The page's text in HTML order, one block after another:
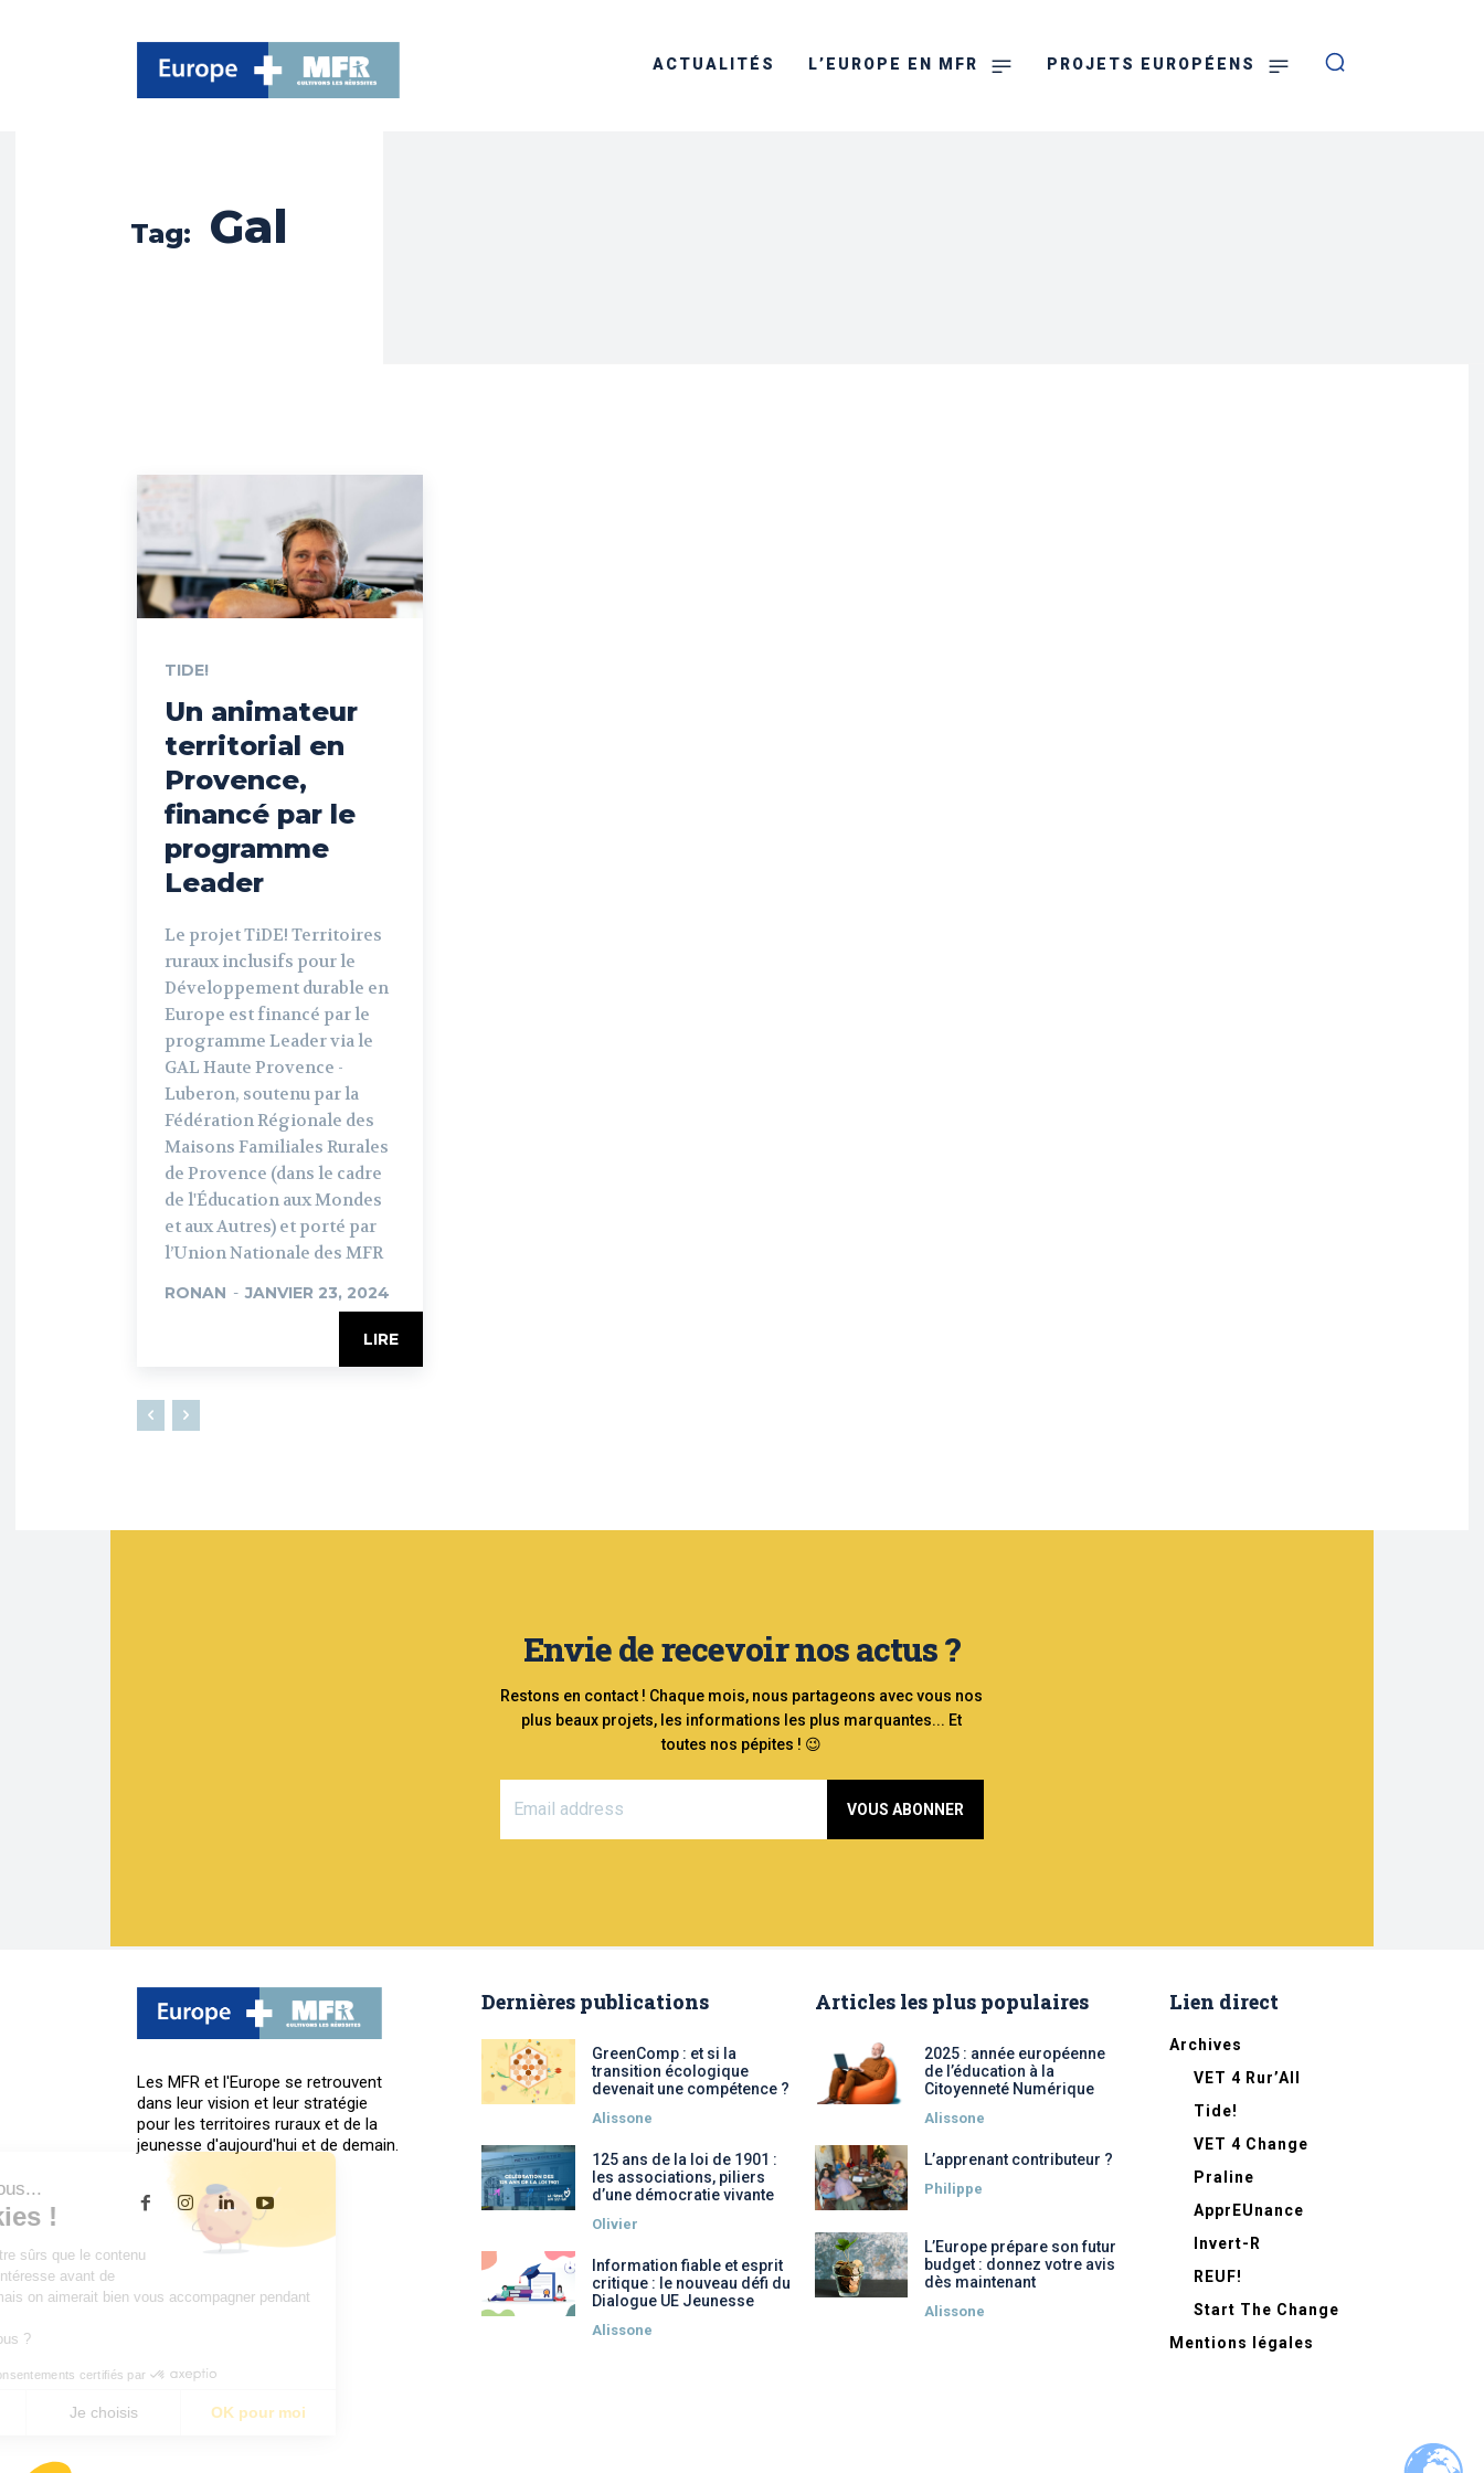
Salut c'est nous...
les Cookies !
On a attendu d'être sûrs que le contenu
de ce site vous intéresse avant de
vous déranger, mais on aimerait bien vous accompagner pendant
Consentements certifiés par
Non merci Je choisis
ACTUALITÉS L’EUROPE EN MFR PROJETS EUROPÉENS
Tag: Gal
TIDE!
Un animateur
territorial en
Provence,
financé par le
programme
Leader
Le projet TiDE! Territoires
ruraux inclusifs pour le
Développement durable en
Europe est financé par le
programme Leader via le
GAL Haute Provence -
Luberon, soutenu par la
Fédération Régionale des
Maisons Familiales Rurales
de Provence (dans le cadre
de l'Éducation aux Mondes
et aux Autres) et porté par
l’Union Nationale des MFR
RONAN - JANVIER 23, 2024
LIRE
Envie de recevoir nos actus ?
Restons en contact ! Chaque mois, nous partageons avec vous nos
plus beaux projets, les informations les plus marquantes... Et
toutes nos pépites ! 😉
VOUS ABONNER
Les MFR et l'Europe se retrouvent
dans leur vision et leur stratégie
pour les territoires ruraux et de la
jeunesse d'aujourd'hui et de demain.
Dernières publications
GreenComp : et si la
transition écologique
devenait une compétence ?
Alissone
125 ans de la loi de 1901 :
les associations, piliers
d’une démocratie vivante
Olivier
Information fiable et esprit
critique : le nouveau défi du
Dialogue UE Jeunesse
Alissone
Articles les plus populaires
2025 : année européenne
de l’éducation à la
Citoyenneté Numérique
Alissone
L’apprenant contributeur ?
Philippe
L’Europe prépare son futur
budget : donnez votre avis
dès maintenant
Alissone
Lien direct
Archives
VET 4 Rur’All
Tide!
VET 4 Change
Praline
ApprEUnance
Invert-R
REUF!
Start The Change
Mentions légales